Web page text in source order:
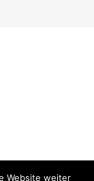
Website weiter